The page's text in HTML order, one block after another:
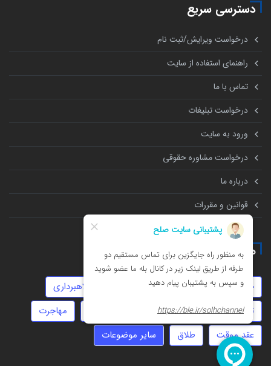
دسترسی سریع
درخواست ویرایش/ثبت نام
راهنمای استفاده از سایت
تماس با ما
درخواست تبلیغات
ورود به سایت
درخواست مشاوره حقوقی
درباره ما
قوانین و مقررات
همه چیز درباره
جعل املاک تهمت
کلاهبرداری
تنظیم قرارداد
چک
مهاجرت
عقد موقت
طلاق سایر موضوعات